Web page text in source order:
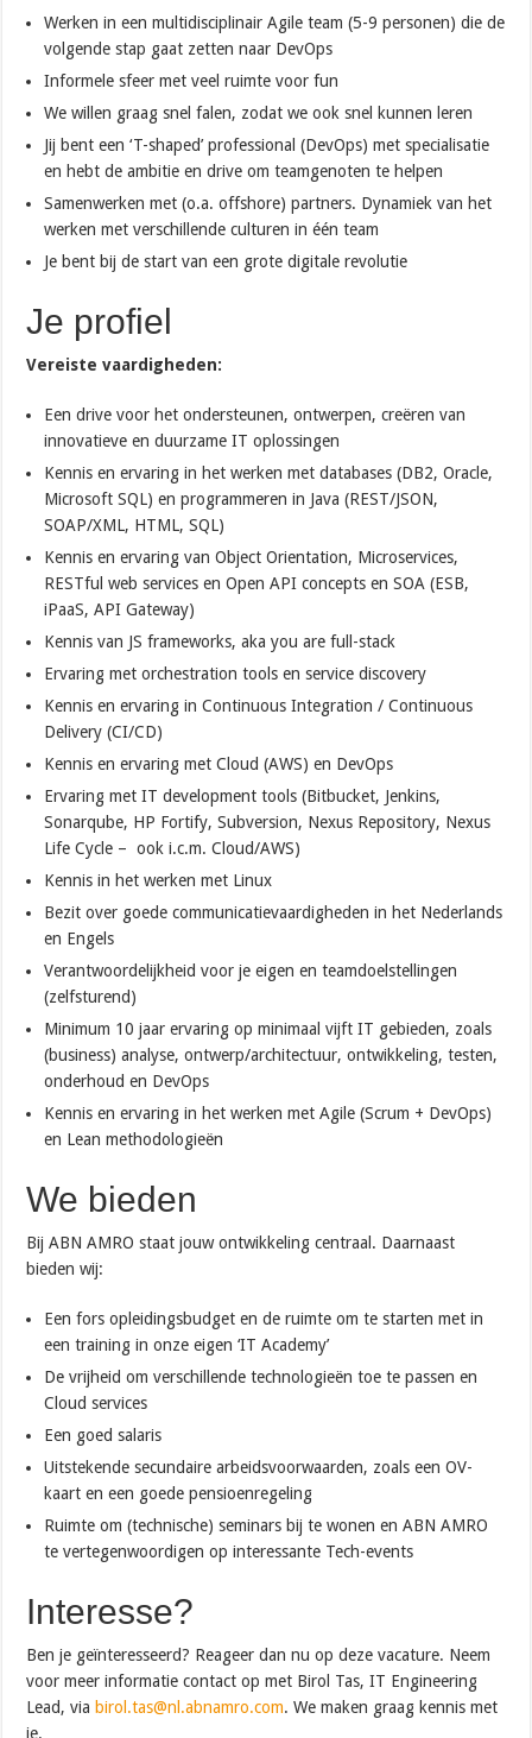
Werken in een multidisciplinair Agile team (5-9 personen) die de
volgende stap gaat zetten naar DevOps
Informele sfeer met veel ruimte voor fun
We willen graag snel falen, zodat we ook snel kunnen leren
Jij bent een ‘T-shaped’ professional (DevOps) met specialisatie
en hebt de ambitie en drive om teamgenoten te helpen
Samenwerken met (o.a. offshore) partners. Dynamiek van het
werken met verschillende culturen in één team
Je bent bij de start van een grote digitale revolutie
Je profiel
Vereiste vaardigheden:
Een drive voor het ondersteunen, ontwerpen, creëren van
innovatieve en duurzame IT oplossingen
Kennis en ervaring in het werken met databases (DB2, Oracle,
Microsoft SQL) en programmeren in Java (REST/JSON,
SOAP/XML, HTML, SQL)
Kennis en ervaring van Object Orientation, Microservices,
RESTful web services en Open API concepts en SOA (ESB,
iPaaS, API Gateway)
Kennis van JS frameworks, aka you are full-stack
Ervaring met orchestration tools en service discovery
Kennis en ervaring in Continuous Integration / Continuous
Delivery (CI/CD)
Kennis en ervaring met Cloud (AWS) en DevOps
Ervaring met IT development tools (Bitbucket, Jenkins,
Sonarqube, HP Fortify, Subversion, Nexus Repository, Nexus
Life Cycle – ook i.c.m. Cloud/AWS)
Kennis in het werken met Linux
Bezit over goede communicatievaardigheden in het Nederlands
en Engels
Verantwoordelijkheid voor je eigen en teamdoelstellingen
(zelfsturend)
Minimum 10 jaar ervaring op minimaal vijft IT gebieden, zoals
(business) analyse, ontwerp/architectuur, ontwikkeling, testen,
onderhoud en DevOps
Kennis en ervaring in het werken met Agile (Scrum + DevOps)
en Lean methodologieën
We bieden
Bij ABN AMRO staat jouw ontwikkeling centraal. Daarnaast
bieden wij:
Een fors opleidingsbudget en de ruimte om te starten met in
een training in onze eigen ‘IT Academy’
De vrijheid om verschillende technologieën toe te passen en
Cloud services
Een goed salaris
Uitstekende secundaire arbeidsvoorwaarden, zoals een OV-
kaart en een goede pensioenregeling
Ruimte om (technische) seminars bij te wonen en ABN AMRO
te vertegenwoordigen op interessante Tech-events
Interesse?
Ben je geïnteresseerd? Reageer dan nu op deze vacature. Neem
voor meer informatie contact op met Birol Tas, IT Engineering
Lead, via birol.tas@nl.abnamro.com. We maken graag kennis met
je.